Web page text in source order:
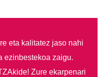
eta kalitatez jaso nahi
ezinbestekoa zaigu.
Zure ekarpenari